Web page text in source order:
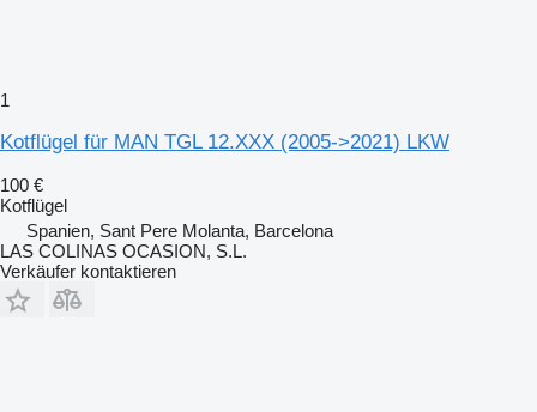
1
Kotflügel für MAN TGL 12.XXX (2005->2021) LKW
100 €
Kotflügel
Spanien, Sant Pere Molanta, Barcelona
LAS COLINAS OCASION, S.L.
Verkäufer kontaktieren